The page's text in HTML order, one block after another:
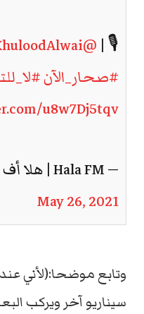
🎙 |
@KhuloodAlwai
#صحار_الآن
u8w7Dj5tqv
— Hala FM | هلا أف أم (@Halafmradio)
May 26, 2021
وتابع موضحا:(لأني
سيناريو آخر ويركب